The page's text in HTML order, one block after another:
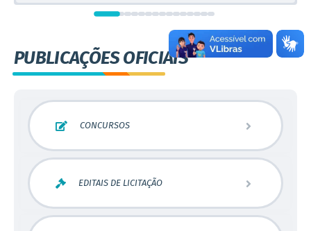
PUBLICAÇÕES OFICIAIS
CONCURSOS
EDITAIS DE LICITAÇÃO